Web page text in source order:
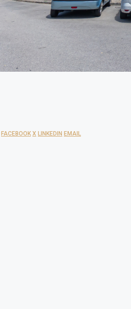
FACEBOOK X LINKEDIN EMAIL